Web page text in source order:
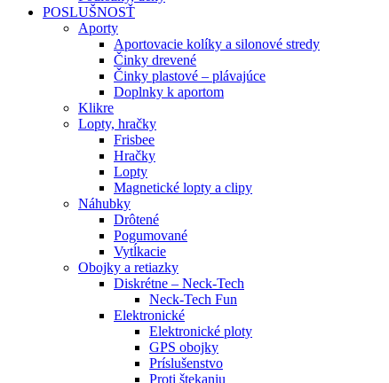
POSLUŠNOSŤ
Aporty
Aportovacie kolíky a silonové stredy
Činky drevené
Činky plastové – plávajúce
Doplnky k aportom
Klikre
Lopty, hračky
Frisbee
Hračky
Lopty
Magnetické lopty a clipy
Náhubky
Drôtené
Pogumované
Vytĺkacie
Obojky a retiazky
Diskrétne – Neck-Tech
Neck-Tech Fun
Elektronické
Elektronické ploty
GPS obojky
Príslušenstvo
Proti štekaniu